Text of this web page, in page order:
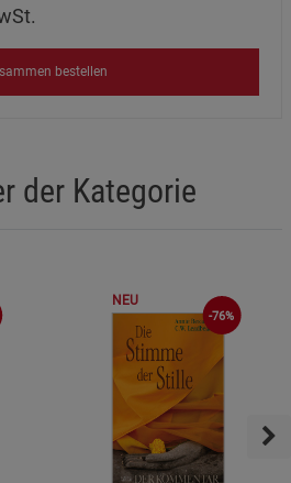
bestellen
der Kategorie
NEU
-76%